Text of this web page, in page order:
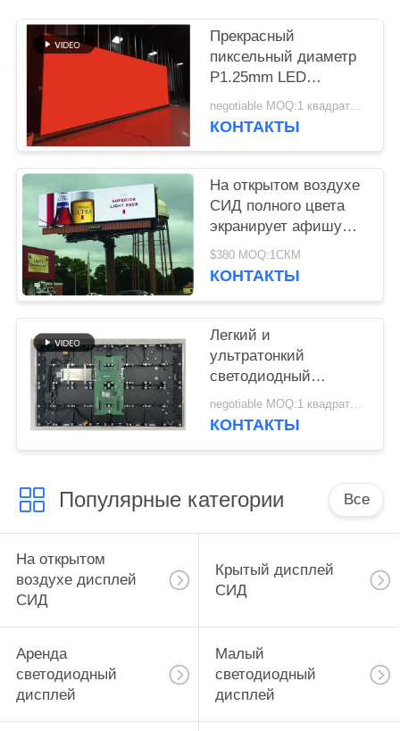
PRIVACY
POLICY
Прекрасный
пиксельный диаметр
P1.25mm LED
дисплей Идеальный
выбор для
приложений
negotiable MOQ:1 квадратный метр
КОНТАКТЫ
На открытом воздухе
СИД полного цвета
экранирует афишу
рекламы СИД
экранного дисплея
видео-
$380 MOQ:1СКМ
КОНТАКТЫ
Легкий и
ультратонкий
светодиодный
дисплей с высотой
пикселя P1.25 с
negotiable MOQ:1 квадратный метр
КОНТАКТЫ
Популярные категории Все
На открытом
воздухе дисплей
СИД
Крытый дисплей
СИД
Аренда
светодиодный
дисплей
Малый
светодиодный
дисплей